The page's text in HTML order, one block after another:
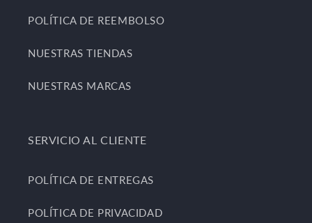
POLÍTICA DE REEMBOLSO
NUESTRAS TIENDAS
NUESTRAS MARCAS
SERVICIO AL CLIENTE
POLÍTICA DE ENTREGAS
POLÍTICA DE PRIVACIDAD